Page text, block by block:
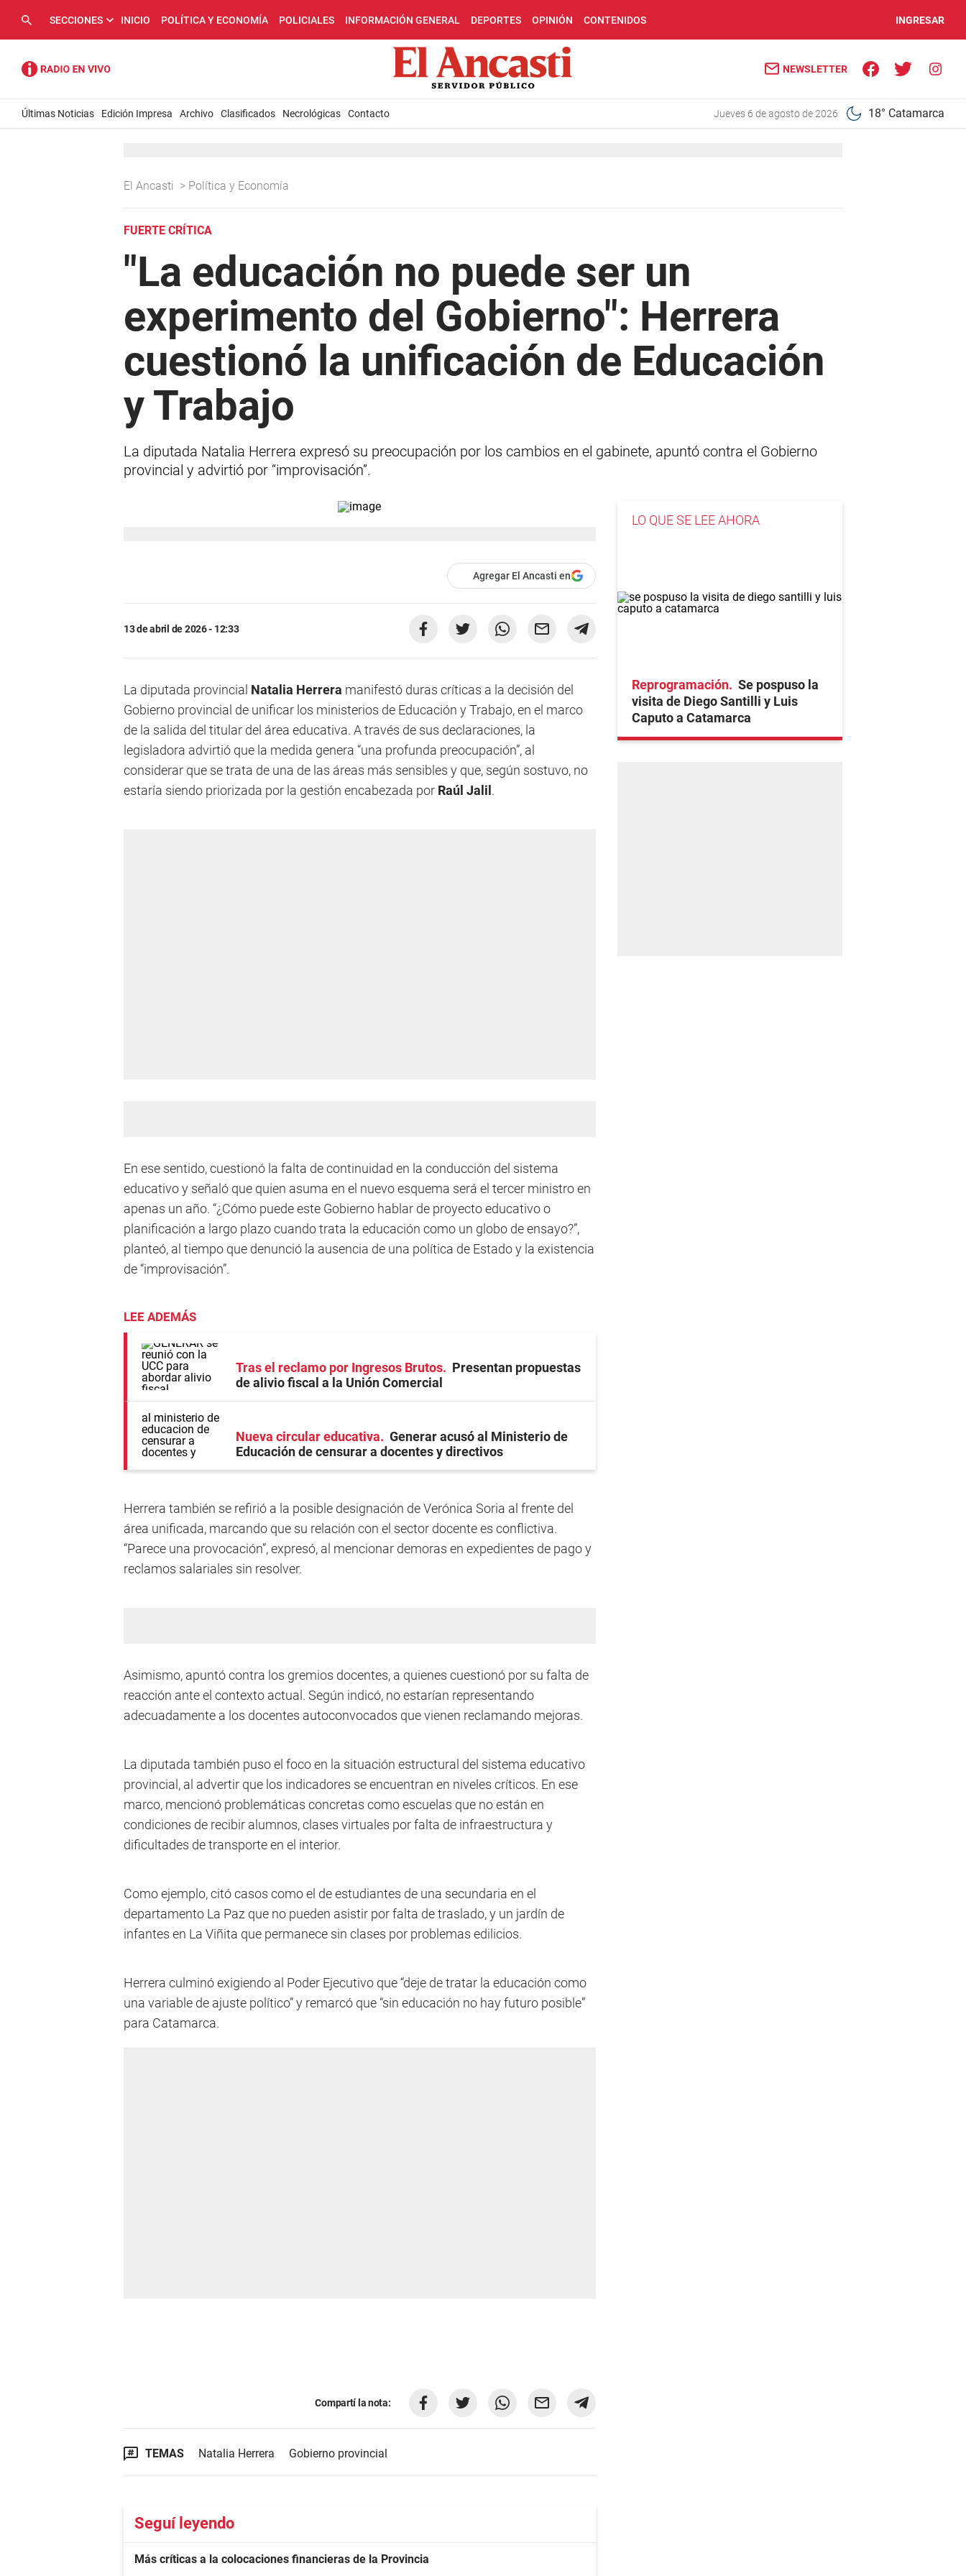
SECCIONES INICIO POLÍTICA Y ECONOMÍA POLICIALES INFORMACIÓN GENERAL DEPORTES OPINIÓN CONTENIDOS INGRESAR
NEWSLETTER
Últimas Noticias Edición Impresa Archivo Clasificados Necrológicas Contacto jueves 6 de agosto de 2026 18° Catamarca
El Ancasti > Política y Economía
FUERTE CRÍTICA
"La educación no puede ser un
experimento del Gobierno": Herrera
cuestionó la unificación de Educación
y Trabajo
La diputada Natalia Herrera expresó su preocupación por los cambios en el gabinete, apuntó contra el Gobierno
provincial y advirtió por “improvisación”.
Agregar El Ancasti en
13 de abril de 2026 - 12:33
La diputada provincial Natalia Herrera manifestó duras críticas a la decisión del
Gobierno provincial de unificar los ministerios de Educación y Trabajo, en el marco
de la salida del titular del área educativa. A través de sus declaraciones, la
legisladora advirtió que la medida genera “una profunda preocupación”, al
considerar que se trata de una de las áreas más sensibles y que, según sostuvo, no
estaría siendo priorizada por la gestión encabezada por Raúl Jalil.
En ese sentido, cuestionó la falta de continuidad en la conducción del sistema
educativo y señaló que quien asuma en el nuevo esquema será el tercer ministro en
apenas un año. “¿Cómo puede este Gobierno hablar de proyecto educativo o
planificación a largo plazo cuando trata la educación como un globo de ensayo?”,
planteó, al tiempo que denunció la ausencia de una política de Estado y la existencia
de “improvisación”.
LEE ADEMÁS
Tras el reclamo por Ingresos Brutos
Presentan propuestas
de alivio fiscal a la Unión Comercial
Nueva circular educativa
Generar acusó al Ministerio de
Educación de censurar a docentes y directivos
Herrera también se refirió a la posible designación de Verónica Soria al frente del
área unificada, marcando que su relación con el sector docente es conflictiva.
“Parece una provocación”, expresó, al mencionar demoras en expedientes de pago y
reclamos salariales sin resolver.
Asimismo, apuntó contra los gremios docentes, a quienes cuestionó por su falta de
reacción ante el contexto actual. Según indicó, no estarían representando
adecuadamente a los docentes autoconvocados que vienen reclamando mejoras.
La diputada también puso el foco en la situación estructural del sistema educativo
provincial, al advertir que los indicadores se encuentran en niveles críticos. En ese
marco, mencionó problemáticas concretas como escuelas que no están en
condiciones de recibir alumnos, clases virtuales por falta de infraestructura y
dificultades de transporte en el interior.
Como ejemplo, citó casos como el de estudiantes de una secundaria en el
departamento La Paz que no pueden asistir por falta de traslado, y un jardín de
infantes en La Viñita que permanece sin clases por problemas edilicios.
Herrera culminó exigiendo al Poder Ejecutivo que “deje de tratar la educación como
una variable de ajuste político” y remarcó que “sin educación no hay futuro posible”
para Catamarca.
Compartí la nota:
TEMAS Natalia Herrera Gobierno provincial
Seguí leyendo
Más críticas a la colocaciones financieras de la Provincia
LO QUE SE LEE AHORA
Reprogramación
Se pospuso la
visita de Diego Santilli y Luis
Caputo a Catamarca